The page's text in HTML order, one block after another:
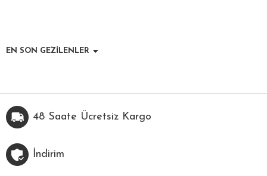
EN SON GEZİLENLER
48 Saate Ücretsiz Kargo
İndirim